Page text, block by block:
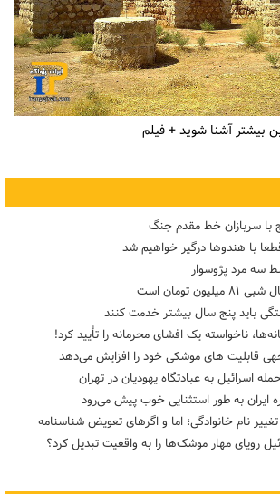
بیشتر آشنا شوید + فیلم
با سربازان خط مقدم جنگ
با هندوها درگیر خواهیم شد
سه مرد پژوسوار
تومان است
باید پنج سال بیشتر خدمت کنند
ناخواسته یک افشای محرمانه را تأیید کرد!
قابلیت های موشکی خود را افزایش می‌دهد
ایران به طور استثنایی خوب پیش می‌رود
نام خانوادگی؛ اما و اگرهای تعویض شناسنامه
رویای مهار موشک‌ها را به واقعیت تبدیل کرد؟